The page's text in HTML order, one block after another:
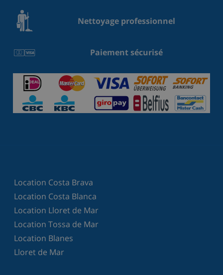
Nettoyage professionnel
Paiement sécurisé
Location Costa Brava
Location Costa Blanca
Location Lloret de Mar
Location Tossa de Mar
Location Blanes
Lloret de Mar